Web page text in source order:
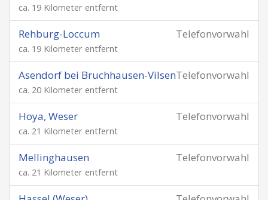
ca. 19 Kilometer entfernt
Telefonvorwahl
Rehburg-Loccum
ca. 19 Kilometer entfernt
Telefonvorwahl
Asendorf bei Bruchhausen-Vilsen
ca. 20 Kilometer entfernt
Telefonvorwahl
Hoya, Weser
ca. 21 Kilometer entfernt
Telefonvorwahl
Mellinghausen
ca. 21 Kilometer entfernt